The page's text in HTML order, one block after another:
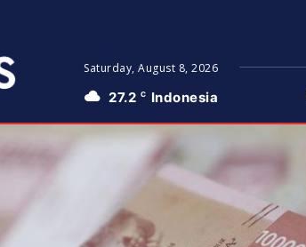
Saturday, August 8, 2026
27.2 C Indonesia